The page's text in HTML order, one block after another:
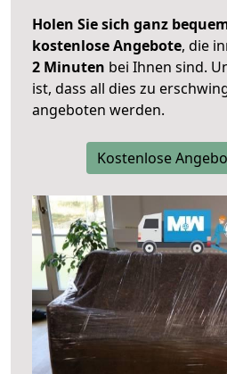
Holen Sie sich ganz
kostenlose Angebote, die
2 Minuten bei Ihnen sind.
ist, dass all dies zu
angeboten werden.
Kostenlose